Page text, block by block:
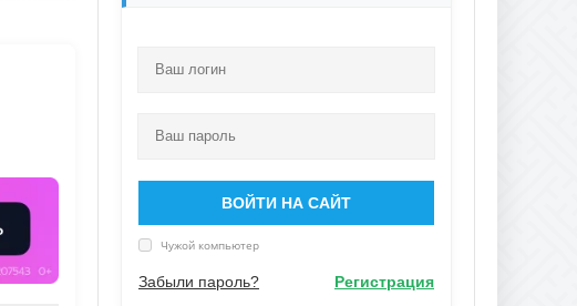
ВОЙТИ НА САЙТ
Чужой компьютер
Забыли пароль? Регистрация